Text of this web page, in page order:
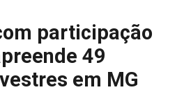
participação
49
em MG